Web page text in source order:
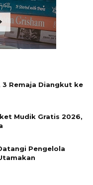
3 Remaja Diangkut ke
Mudik Gratis 2026,
Pengelola